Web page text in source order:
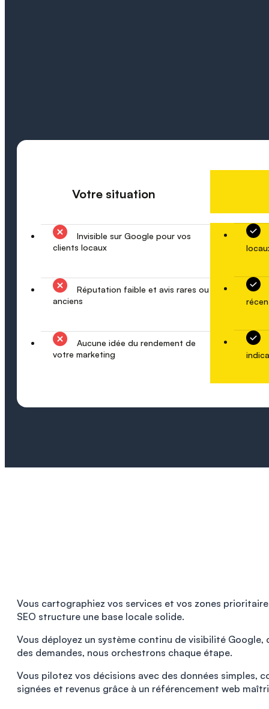
Votre situation
Invisible sur Google pour vos
clients locaux
Réputation faible et avis rares ou
anciens
Aucune idée du rendement de
votre marketing
Vous cartographiez vos services et vos zones
SEO structure une base locale solide.
Vous déployez un système continu de visibilité Google,
des demandes, nous orchestrons chaque étape.
Vous pilotez vos décisions avec des données simples,
signées et revenus grâce à un référencement web